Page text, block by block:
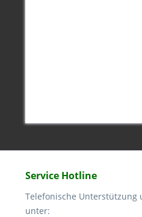
Service Hotline
Telefonische Unterstützung
unter: